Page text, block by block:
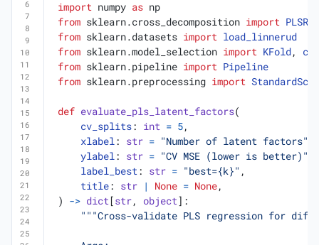
import numpy as np
from sklearn.cross_decomposition import
from sklearn.datasets import load_linnerud
from sklearn.model_selection import KFold ,
from sklearn.pipeline import Pipeline
from sklearn.preprocessing import
def evaluate_pls_latent_factors(
cv_splits: int = 5,
xlabel: str = "Number of latent factors"
ylabel: str = "CV MSE (lower is better)"
label_best: str = "best={k}" ,
title: str | None = None,
)
-> dict [str, object]: